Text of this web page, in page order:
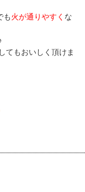
も 火が通りやすく な
てもおいしく頂けま